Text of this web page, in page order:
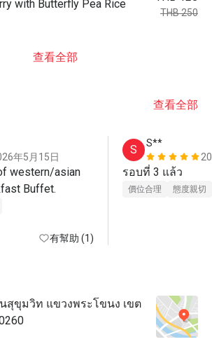
with Butterfly Pea Rice
THB 250
查看全部
查看全部
年5月15日
western/asian
有幫助 (1)
S
S**
價位合理 態度親切
สุขุมวิท แขวงพระโขนง เขต